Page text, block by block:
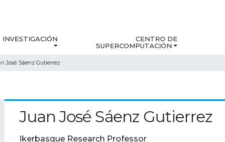
INVESTIGACIÓN
CENTRO DE
SUPERCOMPUTACIÓN
José Sáenz Gutierrez
Juan José Sáenz Gutierrez
Ikerbasque Research Professor